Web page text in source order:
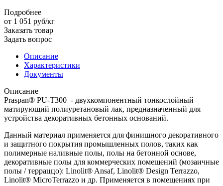
Подробнее
от 1 051 руб/кг
Заказать товар
Задать вопрос
Описание
Характеристики
Документы
Описание
Praspan® PU-T300 - двухкомпонентный тонкослойный
матирующий полиуретановый лак, предназначенный для
устройства декоративных бетонных оснований.
Данный материал применяется для финишного декоративного
и защитного покрытия промышленных полов, таких как
полимерные наливные полы, полы на бетонной основе,
декоративные полы для коммерческих помещений (мозаичные
полы / терраццо): Linolit® Ansaf, Linolit® Design Terrazzo,
Linolit® MicroTerrazzo и др. Применяется в помещениях при